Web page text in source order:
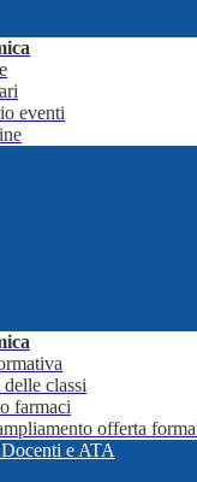
eventi
classi
farmaci
offerta
e ATA